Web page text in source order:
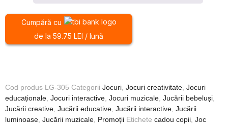
Cumpără cu
de la 59.75 LEI / lună
Cod produs LG-305 Categorii Jocuri, Jocuri creativitate, Jocuri
educaționale, Jocuri interactive, Jocuri muzicale, Jucării bebeluși,
Jucării creative, Jucării educative, Jucării interactive, Jucării
luminoase, Jucării muzicale, Promoții Etichete cadou copii, Joc